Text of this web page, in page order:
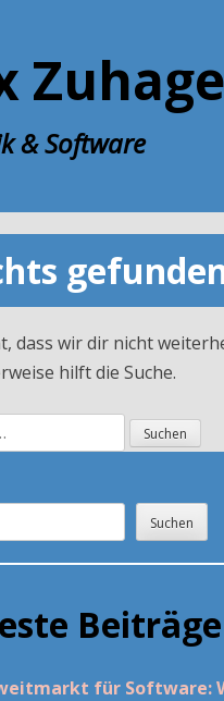
Zuhage
& Software
dass wir dir nicht
hilft die Suche.
Suchen
Beiträge
für Software: